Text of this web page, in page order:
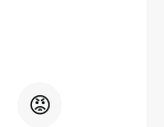
😡